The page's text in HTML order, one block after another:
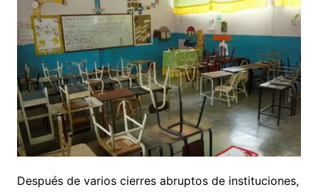
Después de varios cierres abruptos de instituciones,